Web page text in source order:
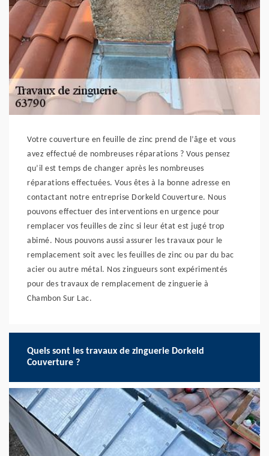
Votre couverture en feuille de zinc prend de l’âge et vous
avez effectué de nombreuses réparations ? Vous pensez
qu’il est temps de changer après les nombreuses
réparations effectuées. Vous êtes à la bonne adresse en
contactant notre entreprise Dorkeld Couverture. Nous
pouvons effectuer des interventions en urgence pour
remplacer vos feuilles de zinc si leur état est jugé trop
abimé. Nous pouvons aussi assurer les travaux pour le
remplacement soit avec les feuilles de zinc ou par du bac
acier ou autre métal. Nos zingueurs sont expérimentés
pour des travaux de remplacement de zinguerie à
Chambon Sur Lac.
Quels sont les travaux de zinguerie Dorkeld
Couverture ?